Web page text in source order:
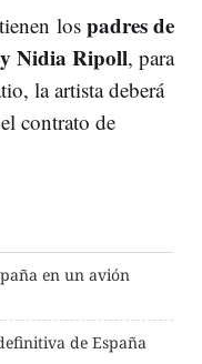
los padres de
Nidia Ripoll, para
la artista deberá
contrato de
en un avión
de España